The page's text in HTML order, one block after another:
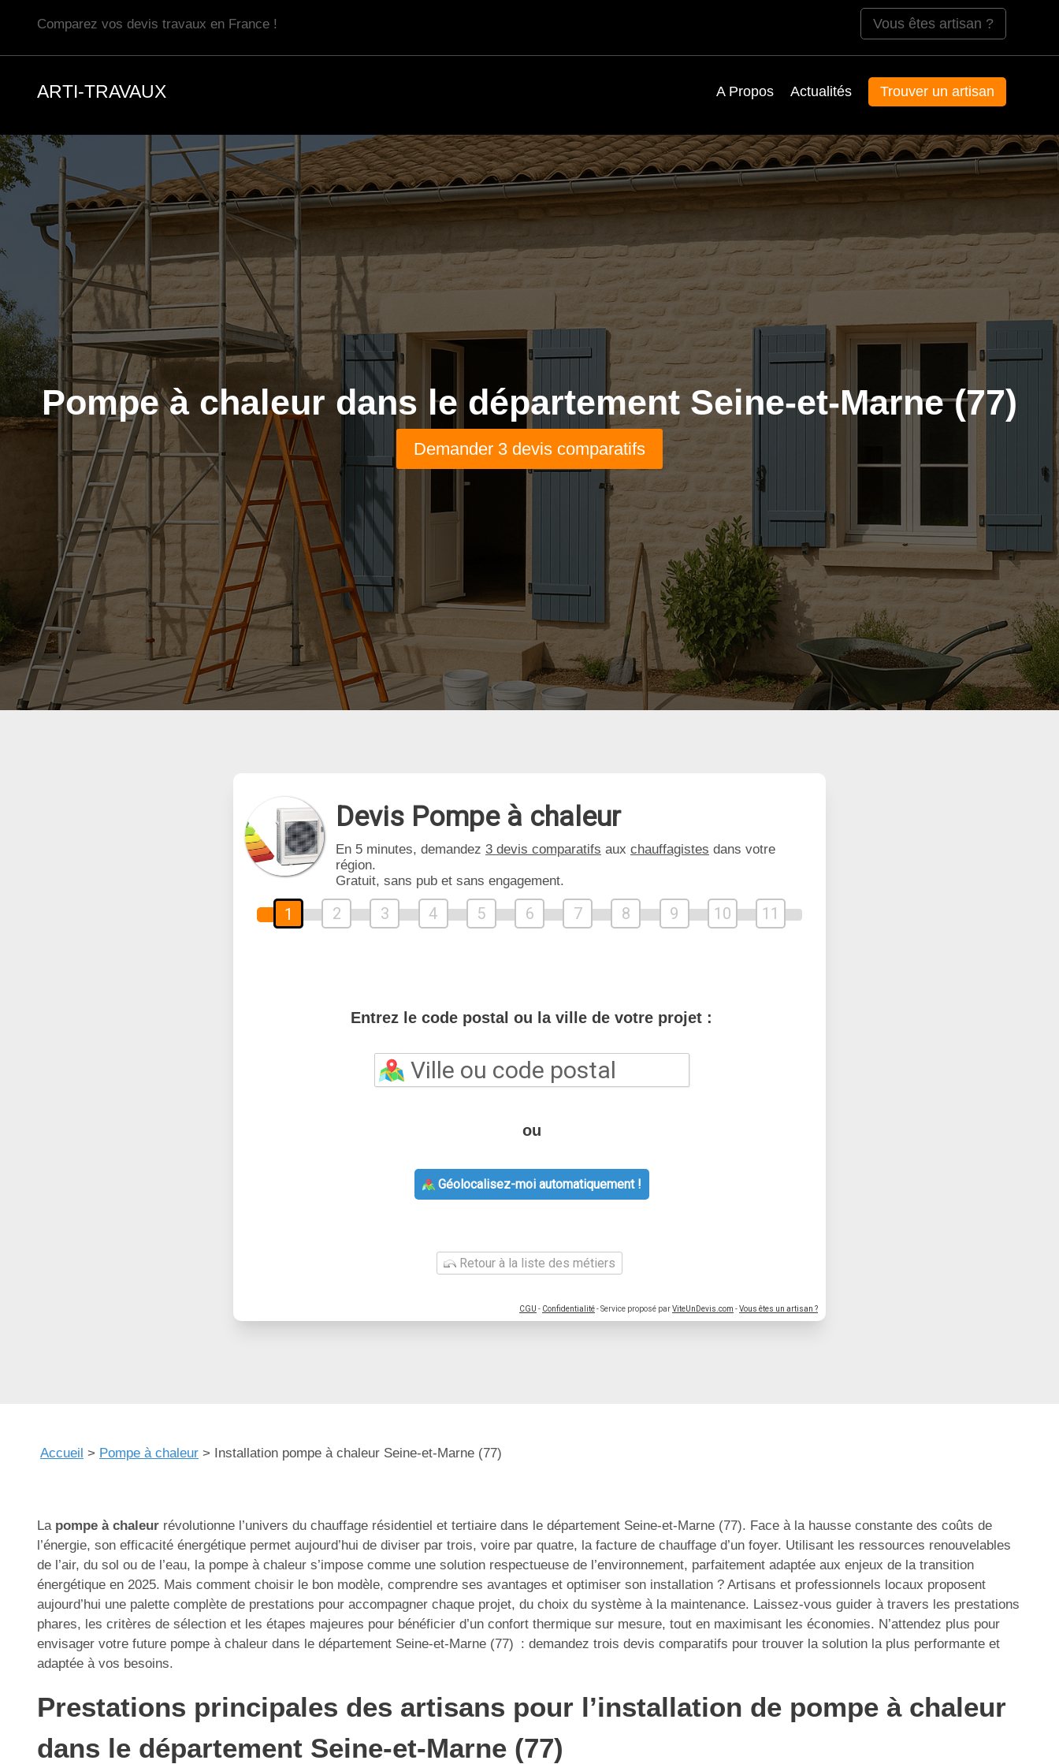
Comparez vos devis travaux en France ! Vous êtes artisan ?
ARTI-TRAVAUX A Propos Actualités Trouver un artisan
Pompe à chaleur dans le département Seine-et-Marne (77)
Demander 3 devis comparatifs
Devis Pompe à chaleur
En 5 minutes, demandez 3 devis comparatifs aux chauffagistes dans votre
région.
Gratuit, sans pub et sans engagement.
1 2 3 4 5 6 7 8 9 10 11
Entrez le code postal ou la ville de votre projet :
ou
Géolocalisez-moi automatiquement !
Retour à la liste des métiers
CGU - Confidentialité- Service proposé parViteUnDevis.com -Vous êtes un artisan ?
Accueil > Pompe à chaleur > Installation pompe à chaleur Seine-et-Marne (77)
La pompe à chaleur révolutionne l’univers du chauffage résidentiel et tertiaire dans le département Seine-et-Marne (77). Face à la hausse constante des coûts de
l’énergie, son efficacité énergétique permet aujourd’hui de diviser par trois, voire par quatre, la facture de chauffage d’un foyer. Utilisant les ressources renouvelables
de l’air, du sol ou de l’eau, la pompe à chaleur s’impose comme une solution respectueuse de l’environnement, parfaitement adaptée aux enjeux de la transition
énergétique en 2025. Mais comment choisir le bon modèle, comprendre ses avantages et optimiser son installation ? Artisans et professionnels locaux proposent
aujourd’hui une palette complète de prestations pour accompagner chaque projet, du choix du système à la maintenance. Laissez-vous guider à travers les prestations
phares, les critères de sélection et les étapes majeures pour bénéficier d’un confort thermique sur mesure, tout en maximisant les économies. N’attendez plus pour
envisager votre future pompe à chaleur dans le département Seine-et-Marne (77) : demandez trois devis comparatifs pour trouver la solution la plus performante et
adaptée à vos besoins.
Prestations principales des artisans pour l’installation de pompe à chaleur
dans le département Seine-et-Marne (77)